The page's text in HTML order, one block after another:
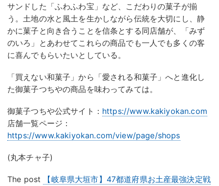
サンドした「ふわふわ宝」など、こだわりの菓子が揃
う。土地の水と風土を生かしながら伝統を大切にし、静
かに菓子と向き合うことを信条とする同店舗が、「みず
のいろ」とあわせてこれらの商品でも一人でも多くの客
に喜んでもらいたいとしている。
「買えない和菓子」から「愛される和菓子」へと進化し
た御菓子つちやの商品を味わってみては。
御菓子つちや公式サイト： https://www.kakiyokan.com
店舗一覧ページ：
https://www.kakiyokan.com/view/page/shops
(丸本チャ子)
The post
【岐阜県大垣市】47都道府県お土産最強決定戦